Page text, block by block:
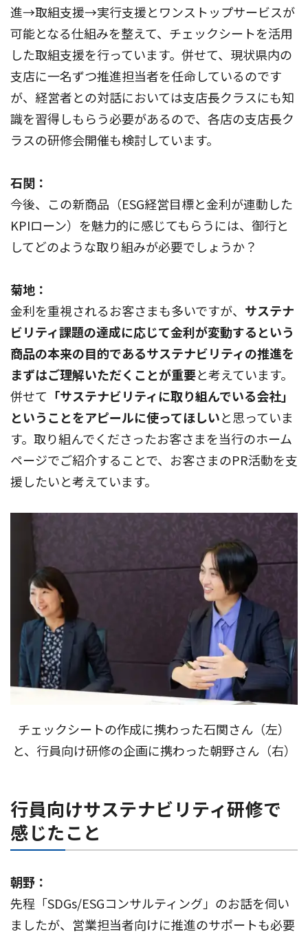
進→取組支援→実行支援とワンストップサービスが
可能となる仕組みを整えて、チェックシートを活用
した取組支援を行っています。併せて、現状県内の
支店に一名ずつ推進担当者を任命しているのです
が、経営者との対話においては支店長クラスにも知
識を習得しもらう必要があるので、各店の支店長ク
ラスの研修会開催も検討しています。
石関：
今後、この新商品（ESG経営目標と金利が連動した
KPIローン）を魅力的に感じてもらうには、御行と
してどのような取り組みが必要でしょうか？
菊地：
金利を重視されるお客さまも多いですが、 サステナ
ビリティ課題の達成に応じて金利が変動するという
商品の本来の目的であるサステナビリティの推進を
まずはご理解いただくことが重要と考えています。
併せて 「サステナビリティに取り組んでいる会社」
ということをアピールに使ってほしいと思っていま
す。取り組んでくださったお客さまを当行のホーム
ページでご紹介することで、お客さまのPR活動を支
援したいと考えています。
チェックシートの作成に携わった石関さん（左）
と、行員向け研修の企画に携わった朝野さん（右）
行員向けサステナビリティ研修で
感じたこと
朝野：
先程「SDGs/ESGコンサルティング」のお話を伺い
ましたが、営業担当者向けに推進のサポートも必要